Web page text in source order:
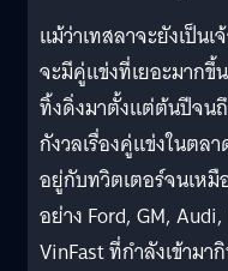
แม้ว่าเทสลาจะยังเป็น
จะมีคู่แข่งที่เยอะมากขึ้
ทิ้งดิ่งมาตั้งแต่ต้นปีจน
กังวลเรื่องคู่แข่งในตล
อยู่กับทวิตเตอร์จนเหมื
อย่าง Ford, GM,
VinFast ที่กำลังเข้าม